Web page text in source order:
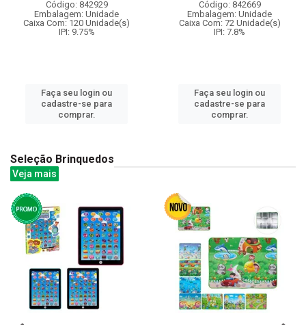
Código: 842929
Embalagem: Unidade
Caixa Com: 120 Unidade(s)
IPI: 9.75%
Faça seu login ou
cadastre-se para
comprar.
Código: 842669
Embalagem: Unidade
Caixa Com: 72 Unidade(s)
IPI: 7.8%
Faça seu login ou
cadastre-se para
comprar.
Seleção Brinquedos
Veja mais